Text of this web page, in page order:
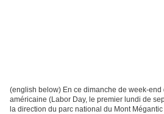
(english below) En ce dimanche de week-
américaine (Labor Day, le premier lundi de
la direction du parc national du Mont